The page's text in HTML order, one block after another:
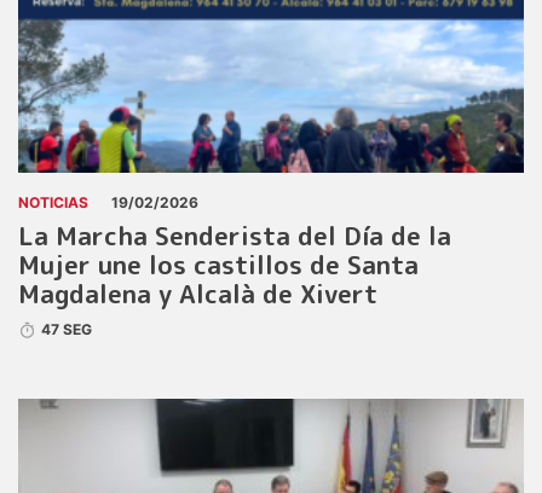
NOTICIAS 19/02/2026
La Marcha Senderista del Día de la
Mujer une los castillos de Santa
Magdalena y Alcalà de Xivert
47 SEG